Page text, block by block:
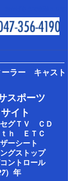
ーラー キャスト
スポーツ
イト
セグＴＶ ＣＤ
ｈ ＥＴＣ
ザーシート
グストップ
ントロール
年